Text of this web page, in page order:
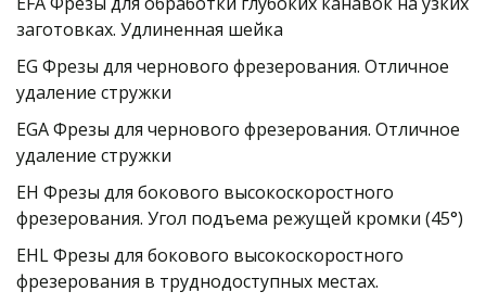
заготовках. Удлиненная шейка
EG Фрезы для чернового фрезерования. Отличное
удаление стружки
EGA Фрезы для чернового фрезерования. Отличное
удаление стружки
EH Фрезы для бокового высокоскоростного
фрезерования. Угол подъема режущей кромки (45°)
EHL Фрезы для бокового высокоскоростного
фрезерования в труднодоступных местах.